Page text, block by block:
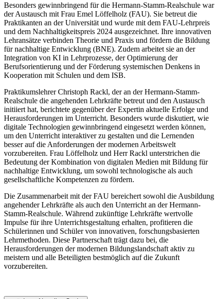
Besonders gewinnbringend für die Hermann-Stamm-Realschule war
der Austausch mit Frau Emel Löffelholz (FAU). Sie betreut die
Praktikanten an der Universität und wurde mit dem FAU-Lehrpreis
und dem Nachhaltigkeitspreis 2024 ausgezeichnet. Ihre innovativen
Lehransätze verbinden Theorie und Praxis und fördern die Bildung
für nachhaltige Entwicklung (BNE). Zudem arbeitet sie an der
Integration von KI in Lehrprozesse, der Optimierung der
Berufsorientierung und der Förderung systemischen Denkens in
Kooperation mit Schulen und dem ISB.
Praktikumslehrer Christoph Rackl, der an der Hermann-Stamm-
Realschule die angehenden Lehrkräfte betreut und den Austausch
initiiert hat, berichtete gegenüber der Expertin aktuelle Erfolge und
Herausforderungen im Unterricht. Besonders wurde diskutiert, wie
digitale Technologien gewinnbringend eingesetzt werden können,
um den Unterricht interaktiver zu gestalten und die Lernenden
besser auf die Anforderungen der modernen Arbeitswelt
vorzubereiten. Frau Löffelholz und Herr Rackl unterstrichen die
Bedeutung der Kombination von digitalen Medien mit Bildung für
nachhaltige Entwicklung, um sowohl technologische als auch
gesellschaftliche Kompetenzen zu fördern.
Die Zusammenarbeit mit der FAU bereichert sowohl die Ausbildung
angehender Lehrkräfte als auch den Unterricht an der Hermann-
Stamm-Realschule. Während zukünftige Lehrkräfte wertvolle
Impulse für ihre Unterrichtsgestaltung erhalten, profitieren die
Schülerinnen und Schüler von innovativen, forschungsbasierten
Lehrmethoden. Diese Partnerschaft trägt dazu bei, die
Herausforderungen der modernen Bildungslandschaft aktiv zu
meistern und alle Beteiligten bestmöglich auf die Zukunft
vorzubereiten.